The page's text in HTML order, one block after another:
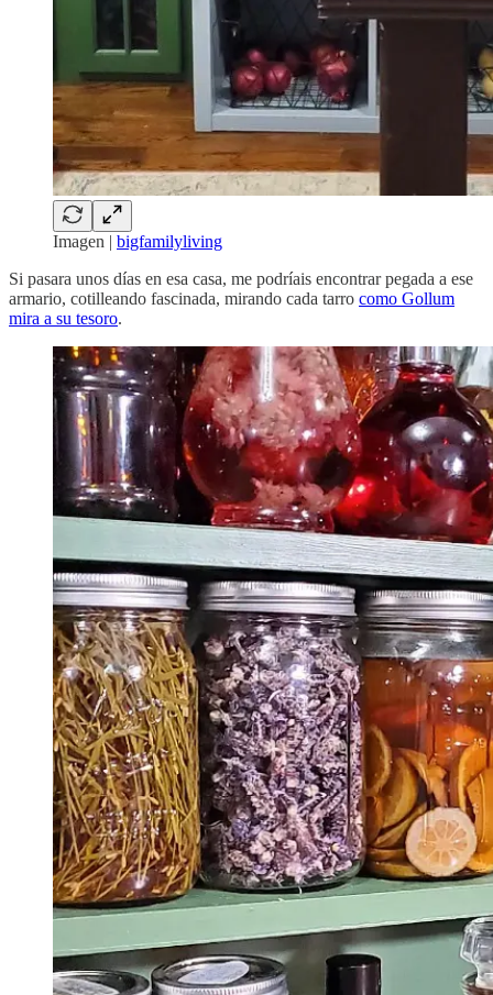
Imagen | bigfamilyliving
Si pasara unos días en esa casa, me podríais encontrar pegada a ese
armario, cotilleando fascinada, mirando cada tarro como Gollum
mira a su tesoro.